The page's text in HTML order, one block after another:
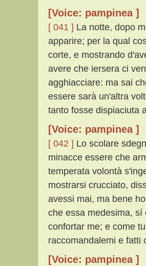
[Voice: pampinea ]
[ 041 ] La notte, dopo
apparire; per la qual
corte, e mostrando
avere che iersera ci
agghiacciare: ma sai
essere sarà un'altra
tanto fosse dispiaciuta
[Voice: pampinea ]
[ 042 ] Lo scolare
minacce essere che
temperata volontà
mostrarsi crucciato,
avessi mai, ma bene
che essa medesima,
confortar me; e come
raccomandalemi e fatti
[Voice: pampinea ]